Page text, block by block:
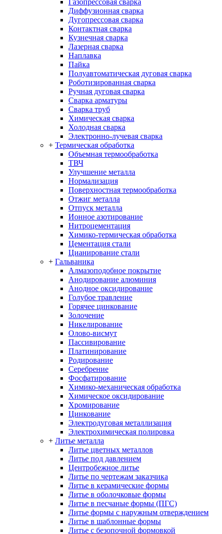
Газопрессовая сварка
Диффузионная сварка
Дугопрессовая сварка
Контактная сварка
Кузнечная сварка
Лазерная сварка
Наплавка
Пайка
Полуавтоматическая дуговая сварка
Роботизированная сварка
Ручная дуговая сварка
Сварка арматуры
Сварка труб
Химическая сварка
Холодная сварка
Электронно-лучевая сварка
+ Термическая обработка
Объемная термообработка
ТВЧ
Улучшение металла
Нормализация
Поверхностная термообработка
Отжиг металла
Отпуск металла
Ионное азотирование
Нитроцементация
Химико-термическая обработка
Цементация стали
Цианирование стали
+ Гальваника
Алмазоподобное покрытие
Анодирование алюминия
Анодное оксидирование
Голубое травление
Горячее цинкование
Золочение
Никелирование
Олово-висмут
Пассивирование
Платинирование
Родирование
Серебрение
Фосфатирование
Химико-механическая обработка
Химическое оксидирование
Хромирование
Цинкование
Электродуговая металлизация
Электрохимическая полировка
+ Литье металла
Литье цветных металлов
Литье под давлением
Центробежное литье
Литье по чертежам заказчика
Литье в керамические формы
Литье в оболочковые формы
Литье в песчаные формы (ПГС)
Литье формы с наружным отверждением
Литье в шаблонные формы
Литье с безопочной формовкой